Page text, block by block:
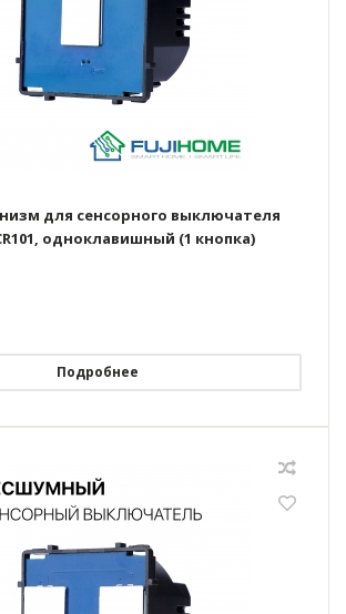
для сенсорного выключателя
одноклавишный (1 кнопка)
Подробнее